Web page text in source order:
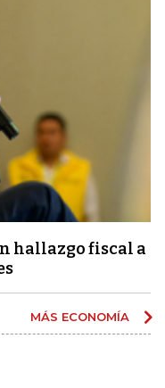
hallazgo fiscal a
MÁS ECONOMÍA